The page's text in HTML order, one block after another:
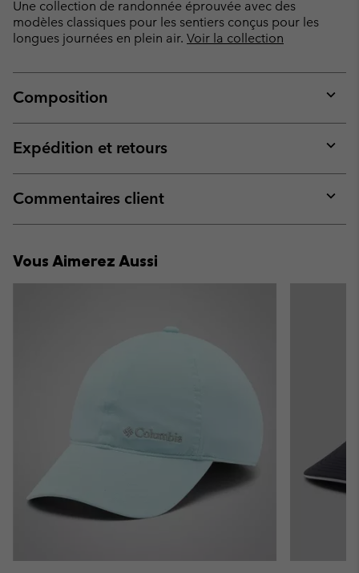
Une collection de randonnée éprouvée avec des
modèles classiques pour les sentiers conçus pour les
longues journées en plein air. Voir la collection
Composition
or
Expédition et retours
or
Commentaires client
or
Vous Aimerez Aussi